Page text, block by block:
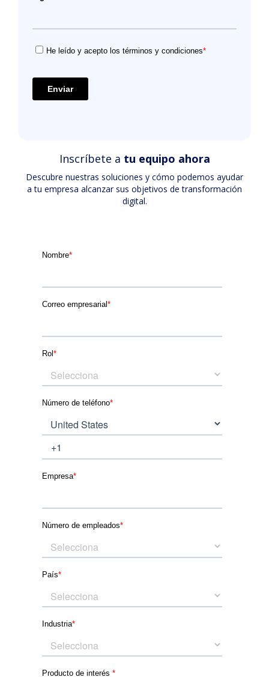
Inscríbete a tu equipo ahora
Descubre nuestras soluciones y cómo podemos ayudar
a tu empresa alcanzar sus objetivos de transformación
digital.